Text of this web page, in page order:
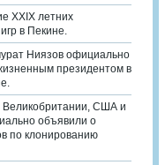
XXIX летних
в Пекине.
Ниязов официально
президентом в
США и
объявили о
по клонированию